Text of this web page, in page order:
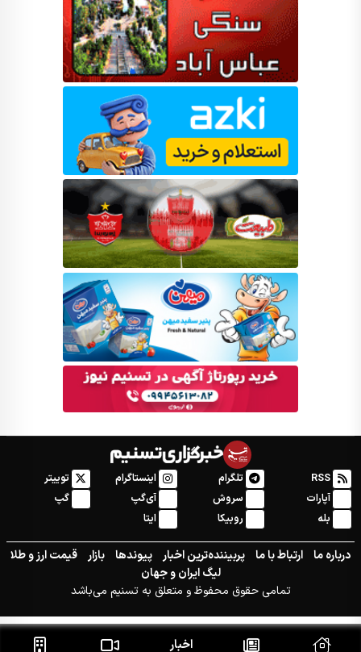
RSS تلگرام اینستاگرام
توییتر
آپارات
سروش آی‌گپ
گپ
بله
روبیکا ایتا
درباره ما ارتباط با ما پربیننده‌ترین اخبار پیوندها بازار
قیمت ارز و طلا
لیگ ایران و جهان
تمامی حقوق محفوظ و متعلق به تسنیم می‌باشد
اخبار